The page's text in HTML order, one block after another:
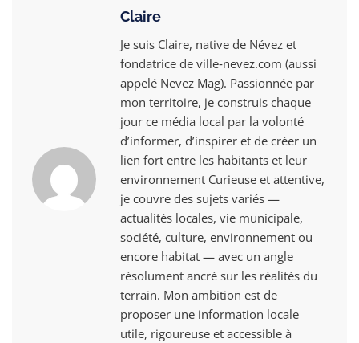
Claire
Je suis Claire, native de Névez et
fondatrice de ville‑nevez.com (aussi
appelé Nevez Mag). Passionnée par
mon territoire, je construis chaque
jour ce média local par la volonté
d’informer, d’inspirer et de créer un
lien fort entre les habitants et leur
environnement Curieuse et attentive,
je couvre des sujets variés —
actualités locales, vie municipale,
société, culture, environnement ou
encore habitat — avec un angle
résolument ancré sur les réalités du
terrain. Mon ambition est de
proposer une information locale
utile, rigoureuse et accessible à